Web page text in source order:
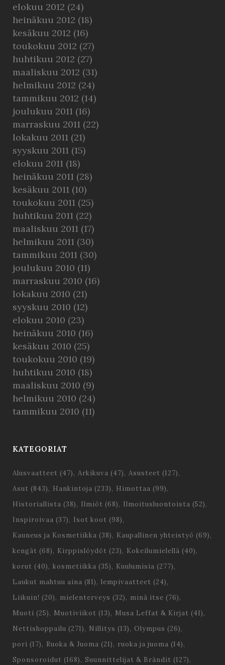
elokuu 2012 (24)
heinäkuu 2012 (18)
kesäkuu 2012 (16)
toukokuu 2012 (27)
huhtikuu 2012 (27)
maaliskuu 2012 (31)
helmikuu 2012 (24)
tammikuu 2012 (14)
joulukuu 2011 (16)
marraskuu 2011 (22)
lokakuu 2011 (21)
syyskuu 2011 (15)
elokuu 2011 (18)
heinäkuu 2011 (28)
kesäkuu 2011 (10)
toukokuu 2011 (25)
huhtikuu 2011 (22)
maaliskuu 2011 (17)
helmikuu 2011 (30)
tammikuu 2011 (30)
joulukuu 2010 (11)
marraskuu 2010 (16)
lokakuu 2010 (21)
syyskuu 2010 (12)
elokuu 2010 (23)
heinäkuu 2010 (16)
kesäkuu 2010 (25)
toukokuu 2010 (19)
huhtikuu 2010 (18)
maaliskuu 2010 (9)
helmikuu 2010 (24)
tammikuu 2010 (11)
KATEGORIAT
Alusvaatteet (47) Arkikuva (47) Asusteet (127)
Asut (843) Hankintoja (233) Himottaa (99)
Historiallista (38) Ilmiöt (68) Ilmoitusluontoista (52)
Inspiroivaa (37) Isot koot (98)
Kauneus ja Kosmetiikka (38) Kaupallinen yhteistyö (69)
kengät (68) Kirppislöydöt (23) Kokeilumielellä (40)
korut (40) kosmetiikka (35) Kuulumisia (277)
Laukut mahtuu aina (81) lempivaatteet (24)
Liikuin! (20) mielenterveys (32) minä itse (76)
Muoti (25) Muotiviikot (13) Musa Leffat & Kirjat (41)
Nettishoppailu (271) Nillitys (13) Olympus (26)
pori (17) Ruoka & Juoma (21) ruoka ja juoma (14)
Sponsoroidut (168) Suunnittelijat & Brändit (127)